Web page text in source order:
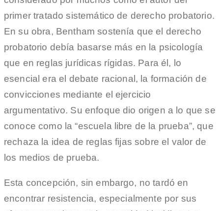
primer tratado sistemático de derecho probatorio.
En su obra, Bentham sostenía que el derecho
probatorio debía basarse más en la psicología
que en reglas jurídicas rígidas. Para él, lo
esencial era el debate racional, la formación de
convicciones mediante el ejercicio
argumentativo. Su enfoque dio origen a lo que se
conoce como la “escuela libre de la prueba”, que
rechaza la idea de reglas fijas sobre el valor de
los medios de prueba.
Esta concepción, sin embargo, no tardó en
encontrar resistencia, especialmente por sus